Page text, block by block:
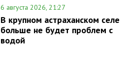
6 августа 2026, 21:27
В крупном астраханском селе
больше не будет проблем с
водой